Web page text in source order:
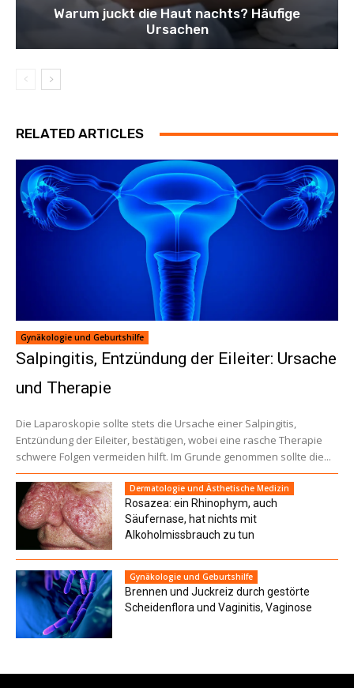
Warum juckt die Haut nachts? Häufige
Ursachen
RELATED ARTICLES
Gynäkologie und Geburtshilfe
Salpingitis, Entzündung der Eileiter: Ursache
und Therapie
Die Laparoskopie sollte stets die Ursache einer Salpingitis,
Entzündung der Eileiter, bestätigen, wobei eine rasche Therapie
schwere Folgen vermeiden hilft. Im Grunde genommen sollte die...
Dermatologie und Ästhetische Medizin
Rosazea: ein Rhinophym, auch
Säufernase, hat nichts mit
Alkoholmissbrauch zu tun
Gynäkologie und Geburtshilfe
Brennen und Juckreiz durch gestörte
Scheidenflora und Vaginitis, Vaginose